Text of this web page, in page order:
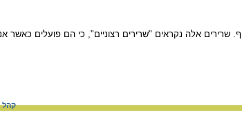
אלה נקראים "שרירים רצוניים", כי הם פועלים כאשר
קהל